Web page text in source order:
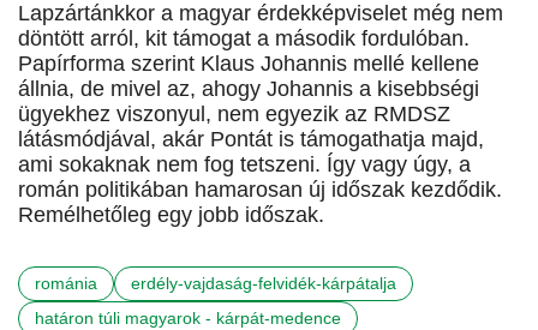
Lapzártánkkor a magyar érdekképviselet még nem
döntött arról, kit támogat a második fordulóban.
Papírforma szerint Klaus Johannis mellé kellene
állnia, de mivel az, ahogy Johannis a kisebbségi
ügyekhez viszonyul, nem egyezik az RMDSZ
látásmódjával, akár Pontát is támogathatja majd,
ami sokaknak nem fog tetszeni. Így vagy úgy, a
román politikában hamarosan új időszak kezdődik.
Remélhetőleg egy jobb időszak.
románia
erdély-vajdaság-felvidék-kárpátalja
határon túli magyarok - kárpát-medence